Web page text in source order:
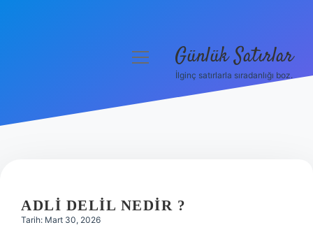
Hakkımızda
menüyü Günlük Satırlar
İlginç satırlarla sıradanlığı boz.
ADLI DELIL NEDIR ?
Tarih: Mart 30, 2026